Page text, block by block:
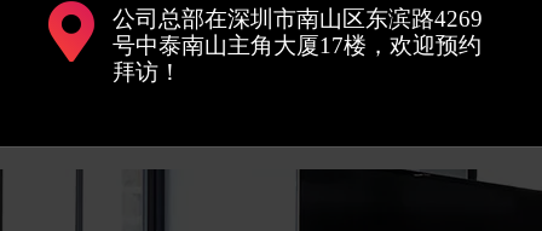
公司总部在深圳市南山区东滨路4269
号中泰南山主角大厦17楼，欢迎预约
拜访！